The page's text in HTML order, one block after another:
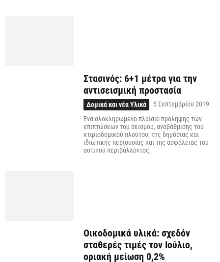
Στασινός: 6+1 μέτρα για την
αντισεισμική προστασία
Δομικά και νέα Υλικά
5 Σεπτεμβρίου 2019
Ένα ολοκληρωμένο πλαίσιο πρόληψης των
επιπτώσεων του σεισμού, αναβάθμισης του
κτιριοδομικού πλούτου, της δημόσιας και
ιδιωτικής περιουσίας και της ασφάλειας του
αστικού περιβάλλοντος,
Οικοδομικά υλικά: σχεδόν
σταθερές τιμές τον Ιούλιο,
οριακή μείωση 0,2%